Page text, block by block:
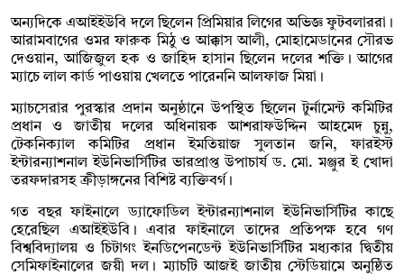
অন্যদিকে এআইইউবি দলে ছিলেন প্রিমিয়ার লিগের অভিজ্ঞ ফুটবলাররা।
আরামবাগের ওমর ফারুক মিঠু ও আক্কাস আলী, মোহামেডানের সৌরভ
দেওয়ান, আজিজুল হক ও জাহিদ হাসান ছিলেন দলের শক্তি। আগের
ম্যাচে লাল কার্ড পাওয়ায় খেলতে পারেননি আলফাজ মিয়া।
ম্যাচসেরার পুরস্কার প্রদান অনুষ্ঠানে উপস্থিত ছিলেন টুর্নামেন্ট কমিটির
প্রধান ও জাতীয় দলের অধিনায়ক আশরাফউদ্দিন আহমেদ চুন্নু,
টেকনিক্যাল কমিটির প্রধান ইমতিয়াজ সুলতান জনি, ফারইস্ট
ইন্টারন্যাশনাল ইউনিভার্সিটির ভারপ্রাপ্ত উপাচার্য ড. মো. মঞ্জুর ই খোদা
তরফদারসহ ক্রীড়াঙ্গনের বিশিষ্ট ব্যক্তিবর্গ।
গত বছর ফাইনালে ড্যাফোডিল ইন্টারন্যাশনাল ইউনিভার্সিটির কাছে
হেরেছিল এআইইউবি। এবার ফাইনালে তাদের প্রতিপক্ষ হবে গণ
বিশ্ববিদ্যালয় ও চিটাগং ইনডিপেনডেন্ট ইউনিভার্সিটির মধ্যকার দ্বিতীয়
সেমিফাইনালের জয়ী দল। ম্যাচটি আজই জাতীয় স্টেডিয়ামে অনুষ্ঠিত